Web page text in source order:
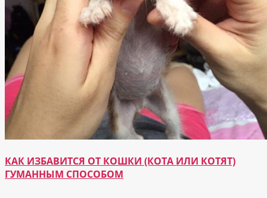
КАК ИЗБАВИТСЯ ОТ КОШКИ (КОТА ИЛИ КОТЯТ)
ГУМАННЫМ СПОСОБОМ